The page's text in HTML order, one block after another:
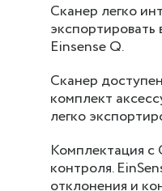
Сканер легко
Einsense Q.
Сканер
комплект
легко
Комплектация с
контроля.
отклонения и